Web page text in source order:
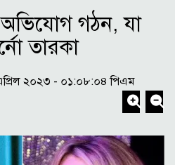
অভিযোগ গঠন, যা
তারকা
২০২৩ - ০১:০৮:০৪ পিএম